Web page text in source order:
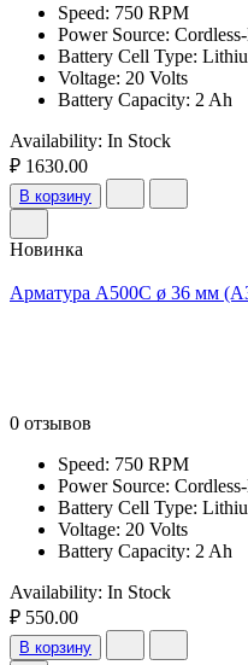
Speed: 750 RPM
Power Source:
Battery Cell Type:
Voltage: 20 Volts
Battery Capacity: 2 Ah
Availability: In Stock
₽ 1630.00
В корзину
Новинка
Арматура А500С ø 36 мм
0 отзывов
Speed: 750 RPM
Power Source:
Battery Cell Type:
Voltage: 20 Volts
Battery Capacity: 2 Ah
Availability: In Stock
₽ 550.00
В корзину